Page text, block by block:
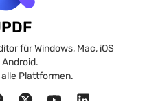
für Windows, Mac, iOS
Android.
alle Plattformen.